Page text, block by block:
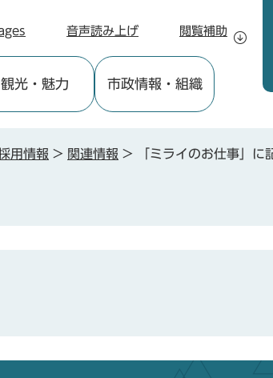
音声読み上げ 閲覧補助
観光・魅力 市政情報 ・組織
用情報 > 関連情報 >
「ミライのお仕事」に